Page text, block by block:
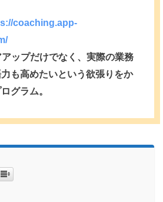
coaching.app-
ップだけでなく、実際の業務
も高めたいという欲張りをか
グラム。